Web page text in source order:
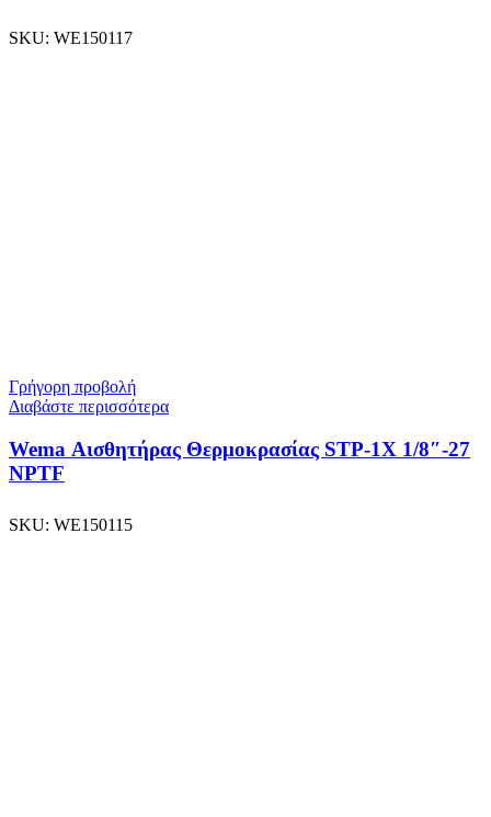
SKU: WE150117
Γρήγορη προβολή
Διαβάστε περισσότερα
Wema Αισθητήρας Θερμοκρασίας STP-1X 1/8″-27
NPTF
SKU: WE150115